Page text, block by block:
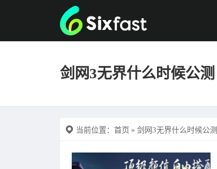
剑网3无界什么时候公测
当前位置： 首页 » 剑网3无界什么时候公测